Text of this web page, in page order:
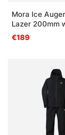
Mora Ice
Lazer 200mm
Adapter
€189